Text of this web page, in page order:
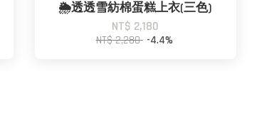
🌦️透透雪紡棉蛋糕上衣(三色)
NT$ 2,180
NT$ 2,280 -4.4%